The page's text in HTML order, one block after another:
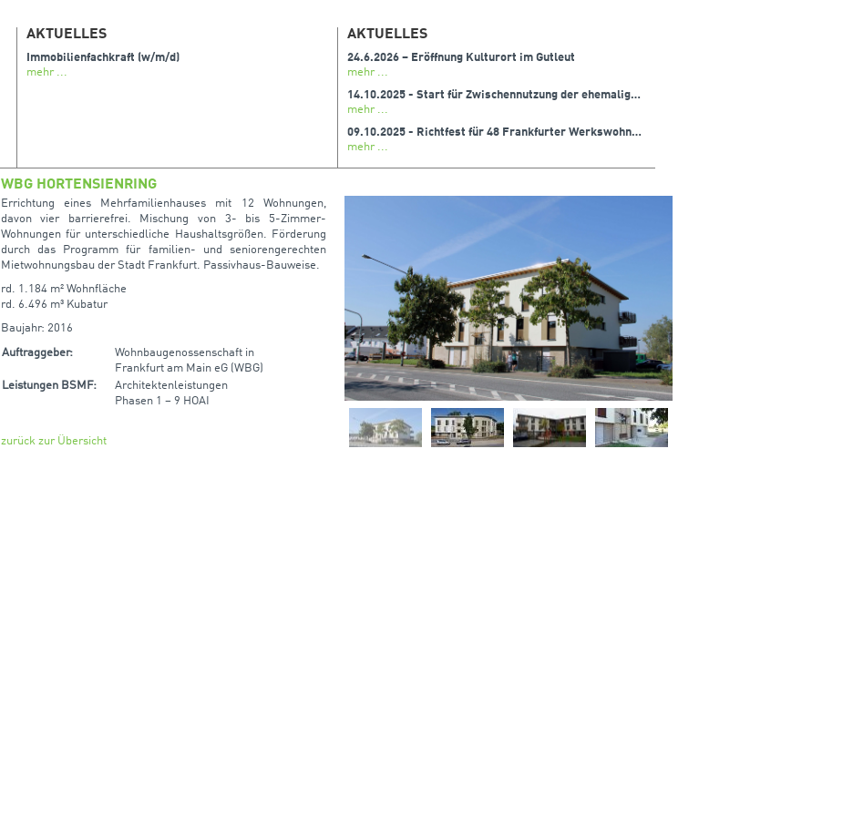
AKTUELLES
Immobilienfachkraft (w/m/d)
mehr ...
AKTUELLES
24.6.2026 – Eröffnung Kulturort im Gutleut
mehr ...
14.10.2025 - Start für Zwischennutzung der ehemaligen Kunstbibliothek.
mehr ...
09.10.2025 - Richtfest für 48 Frankfurter Werkswohnungen
mehr ...
WBG HORTENSIENRING
Errichtung eines Mehrfamilienhauses mit 12 Wohnungen,
davon vier barrierefrei. Mischung von 3- bis 5-Zimmer-
Wohnungen für unterschiedliche Haushaltsgrößen. Förderung
durch das Programm für familien- und seniorengerechten
Mietwohnungsbau der Stadt Frankfurt. Passivhaus-Bauweise.
rd. 1.184 m² Wohnfläche
rd. 6.496 m³ Kubatur
Baujahr: 2016
Auftraggeber:
Wohnbaugenossenschaft in
Frankfurt am Main eG (WBG)
Leistungen BSMF:
Architektenleistungen
Phasen 1 – 9 HOAI
zurück zur Übersicht